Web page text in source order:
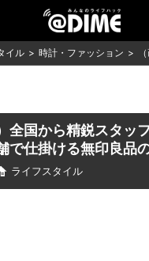
イル 時計・ファッション
全国から精鋭スタッ
で仕掛ける無印良品
ライフスタイル